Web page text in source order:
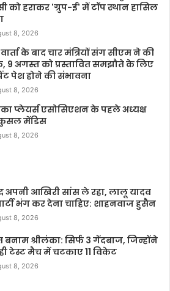
को हराकर 'ग्रुप-ई' में टॉप स्थान हासिल
8, 2026
वार्ता के बाद चार मंत्रियों संग सीएम ने की
9 अगस्त को प्रस्तावित समझौते के लिए
पेश होने की संभावना
8, 2026
प्लेयर्स एसोसिएशन के पहले अध्यक्ष
मेंडिस
8, 2026
अपनी आखिरी सांस ले रहा, लालू यादव
भंग कर देना चाहिए: शाहनवाज हुसैन
8, 2026
बनाम श्रीलंका: सिर्फ 3 गेंदबाज, जिन्होंने
टेस्ट मैच में चटकाए 11 विकेट
8, 2026